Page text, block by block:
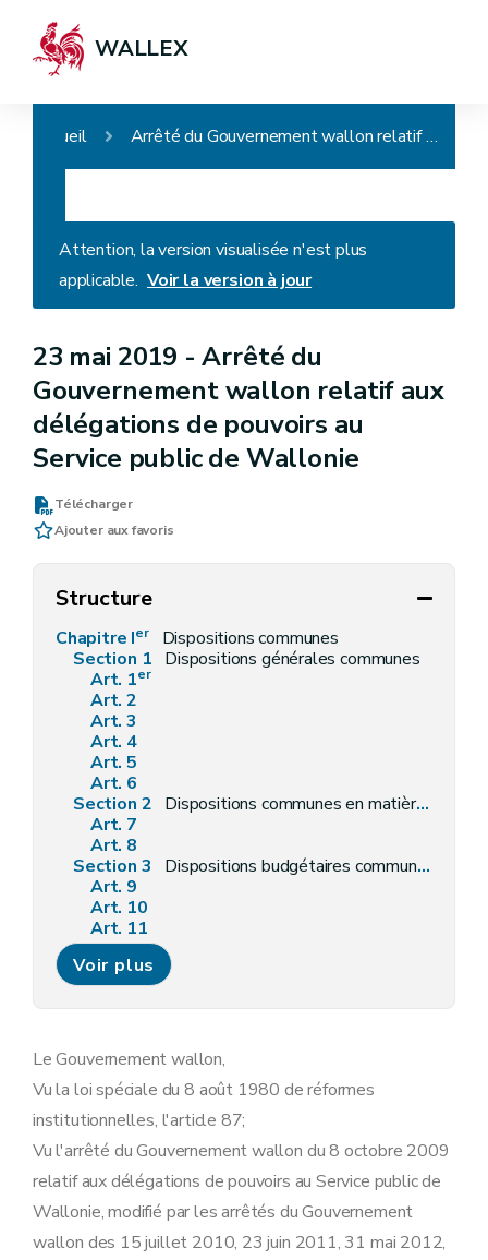
WALLEX
Accueil Arrêté du Gouvernement wallon relatif aux délégations de pouvoirs au Service public de Wallonie
Attention, la version visualisée n'est plus
applicable. Voir la version à jour
23 mai 2019 -Arrêté du
Gouvernement wallon relatif aux
délégations de pouvoirs au
Service public de Wallonie
Télécharger
Ajouter aux favoris
Structure
Chapitre Ier
Dispositions communes
Section 1 Dispositions générales communes
Art. 1er
Art. 2
Art. 3
Art. 4
Art. 5
Art. 6
Section 2 Dispositions communes en matière de personnel
Art. 7
Art. 8
Section 3
Dispositions budgétaires communes
Art. 9
Art. 10
Art. 11
Art. 12
Art. 13
Art. 14
Art. 17
Dispositions communes en matière de marchés publics
Sous-section 1 er Définitions
Art. 18
Sous-section 2
Dispositions relatives au choix du mode de passation, à l'adoption des documents de marché, à la sélection qualitative et à l'attribution, à la vérification des prix du marché
Art. 19
Art. 20
Art. 21
Art. 22
Art. 23
Voir plus
Le Gouvernement wallon,
Vu la loi spéciale du 8 août 1980 de réformes
institutionnelles, l'article 87;
Vu l'arrêté du Gouvernement wallon du 8 octobre 2009
relatif aux délégations de pouvoirs au Service public de
Wallonie, modifié par les arrêtés du Gouvernement
wallon des 15 juillet 2010, 23 juin 2011, 31 mai 2012,